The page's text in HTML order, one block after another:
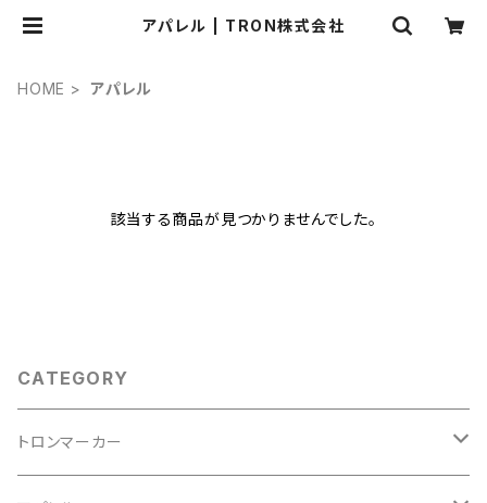
アパレル | TRON株式会社
HOME アパレル
該当する商品が見つかりませんでした。
CATEGORY
トロンマーカー